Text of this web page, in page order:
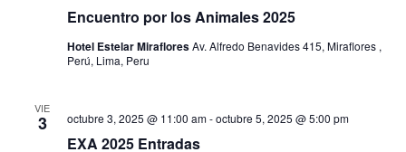
de
Encuentro por los Animales 2025
Hotel Estelar MirafloresAv. Alfredo Benavides 415, Miraflores ,
Perú, Lima, Peru
VIE
3
EXA 2025 Entradas
octubre 3, 2025 @ 11:00 am-octubre 5, 2025 @ 5:00 pm